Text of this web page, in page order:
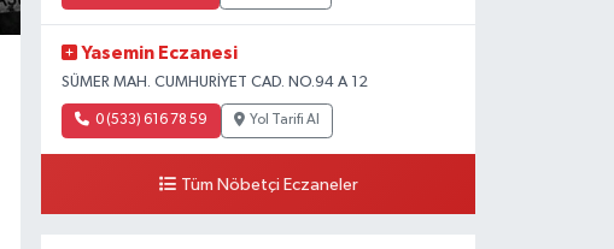
Yasemin Eczanesi
SÜMER MAH. CUMHURİYET CAD. NO.94 A 12
0 (533) 616 78 59 Yol Tarifi Al
Tüm Nöbetçi Eczaneler